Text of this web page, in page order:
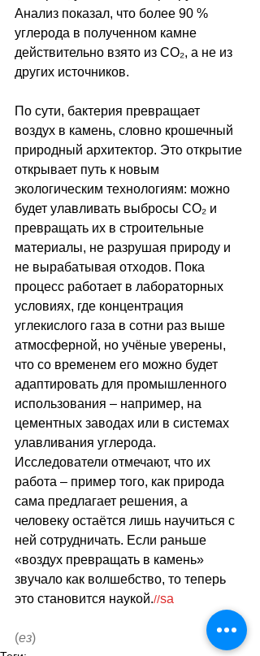
Анализ показал, что более 90 %
углерода в полученном камне
действительно взято из CO₂, а не из
других источников.
По сути, бактерия превращает
воздух в камень, словно крошечный
природный архитектор. Это открытие
открывает путь к новым
экологическим технологиям: можно
будет улавливать выбросы CO₂ и
превращать их в строительные
материалы, не разрушая природу и
не вырабатывая отходов. Пока
процесс работает в лабораторных
условиях, где концентрация
углекислого газа в сотни раз выше
атмосферной, но учёные уверены,
что со временем его можно будет
адаптировать для промышленного
использования – например, на
цементных заводах или в системах
улавливания углерода.
Исследователи отмечают, что их
работа – пример того, как природа
сама предлагает решения, а
человеку остаётся лишь научиться с
ней сотрудничать. Если раньше
«воздух превращать в камень»
звучало как волшебство, то теперь
это становится наукой.//sa
(ез)